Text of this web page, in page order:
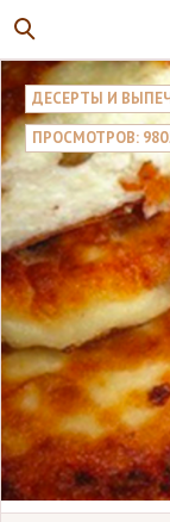
ДЕСЕРТЫ И
ПРОСМОТРОВ: